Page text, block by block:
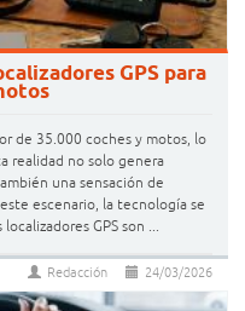
GPS para
de 35.000 coches y motos, lo
realidad no solo genera
una sensación de
escenario, la tecnología se
GPS son ...
24/03/2026
Redacción